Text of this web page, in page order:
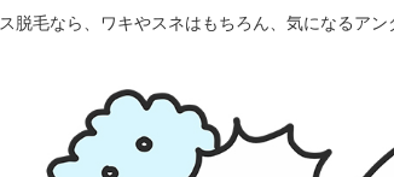
脱毛なら、ワキやスネはもちろん、気になるアン